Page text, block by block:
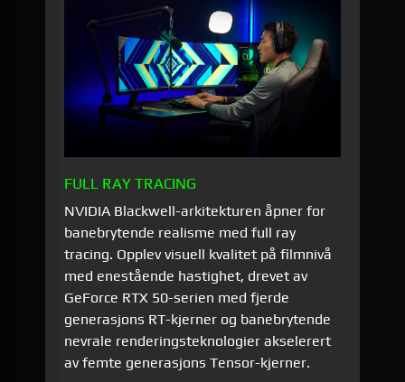
FULL RAY TRACING
NVIDIA Blackwell-arkitekturen åpner for
banebrytende realisme med full ray
tracing. Opplev visuell kvalitet på filmnivå
med enestående hastighet, drevet av
GeForce RTX 50-serien med fjerde
generasjons RT-kjerner og banebrytende
nevrale renderingsteknologier akselerert
av femte generasjons Tensor-kjerner.